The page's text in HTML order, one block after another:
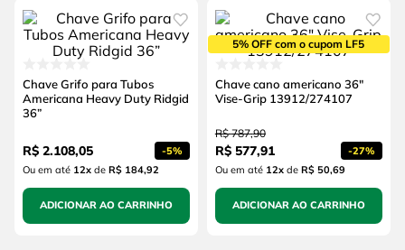
Chave Grifo para Tubos
Americana Heavy Duty Ridgid
36”
R$ 2.108,05 -5%
Ou em até 12xde R$ 184,92
ADICIONAR AO CARRINHO
5% OFF com o cupom LF5
Chave cano americano 36"
Vise-Grip 13912/274107
R$ 787,90
R$ 577,91 -27%
Ou em até 12xde R$ 50,69
ADICIONAR AO CARRINHO